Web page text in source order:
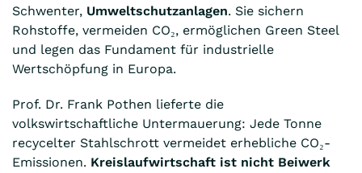
Schwenter, Umweltschutzanlagen. Sie sichern
Rohstoffe, vermeiden CO₂, ermöglichen Green Steel
und legen das Fundament für industrielle
Wertschöpfung in Europa.
Prof. Dr. Frank Pothen lieferte die
volkswirtschaftliche Untermauerung: Jede Tonne
recycelter Stahlschrott vermeidet erhebliche CO₂-
Emissionen. Kreislaufwirtschaft ist nicht Beiwerk